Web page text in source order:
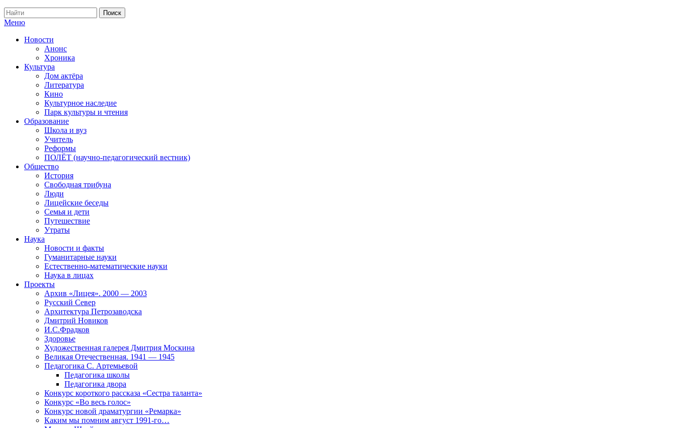
Меню
Новости
Анонс
Хроника
Культура
Дом актёра
Литература
Кино
Культурное наследие
Парк культуры и чтения
Образование
Школа и вуз
Учитель
Реформы
ПОЛЁТ (научно-педагогический вестник)
Общество
История
Свободная трибуна
Люди
Лицейские беседы
Семья и дети
Путешествие
Утраты
Наука
Новости и факты
Гуманитарные науки
Естественно-математические науки
Наука в лицах
Проекты
Архив «Лицея». 2000 — 2003
Русский Север
Архитектура Петрозаводска
Дмитрий Новиков
И.С.Фрадков
Здоровье
Художественная галерея Дмитрия Москина
Великая Отечественная. 1941 — 1945
Педагогика С. Артемьевой
Педагогика школы
Педагогика двора
Конкурс короткого рассказа «Сестра таланта»
Конкурс «Во весь голос»
Конкурс новой драматургии «Ремарка»
Каким мы помним август 1991-го…